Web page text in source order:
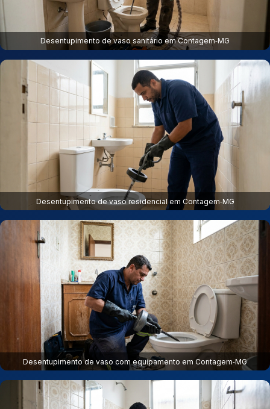
Desentupimento de vaso sanitário em Contagem‑MG
Desentupimento de vaso residencial em Contagem‑MG
Desentupimento de vaso com equipamento em Contagem‑MG